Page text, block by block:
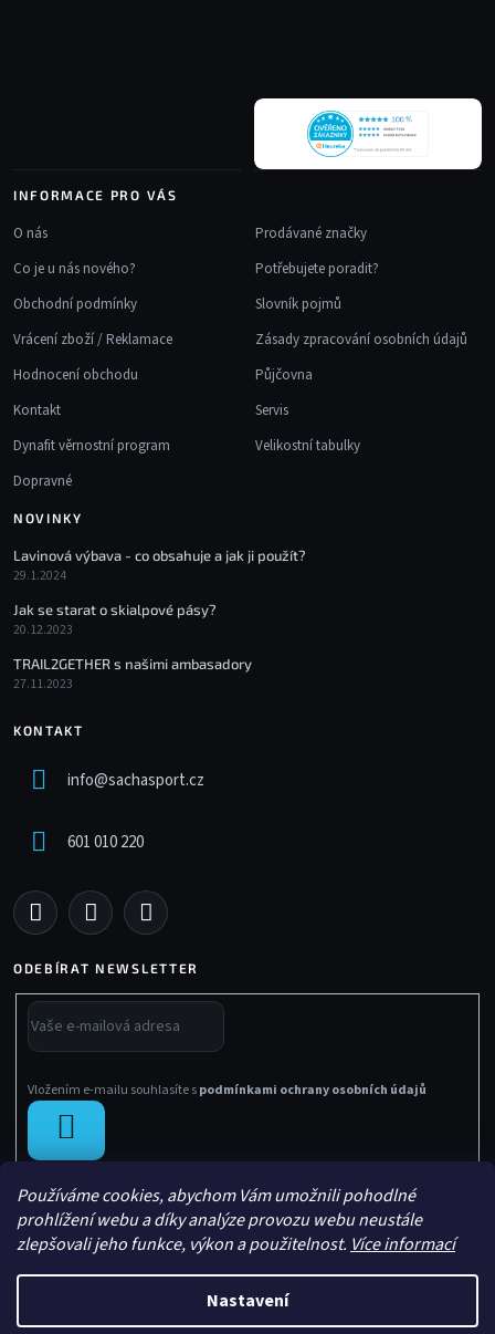
Používáme cookies, abychom Vám umožnili pohodlné
prohlížení webu a díky analýze provozu webu neustále
zlepšovali jeho funkce, výkon a použitelnost. Více informací
Nastavení
INFORMACE PRO VÁS
O nás
Co je u nás nového?
Obchodní podmínky
Vrácení zboží / Reklamace
Hodnocení obchodu
Kontakt
Dynafit věrnostní program
Dopravné
Prodávané značky
Potřebujete poradit?
Slovník pojmů
Zásady zpracování osobních údajů
Půjčovna
Servis
Velikostní tabulky
NOVINKY
Lavinová výbava - co obsahuje a jak ji použít?
29.1.2024
Jak se starat o skialpové pásy?
20.12.2023
TRAIL2GETHER s našimi ambasadory
27.11.2023
KONTAKT
info@sachasport.cz
601 010 220
ODEBÍRAT NEWSLETTER
Vložením e-mailu souhlasíte spodmínkami ochrany osobních údajů
SE
Vytvořil Shoptet